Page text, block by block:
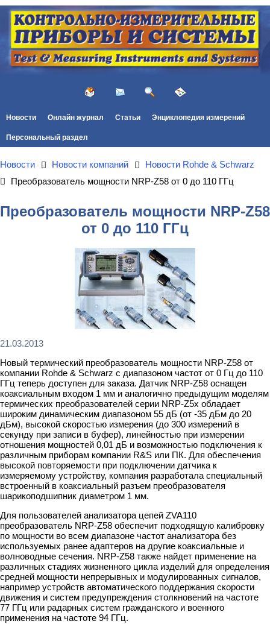
Новости Онлайн журнал Статьи Энциклопедия измерений
Персональный раздел
Новости Новости компаний
Новости Rohde & Schwarz
Преобразователь мощности NRP-Z58 от 0 до 110 ГГц
Преобразователь мощности NRP-Z58
от 0 до 110 ГГц
21.03.2013
Новый термический преобразователь мощности NRP-Z58 от
компании Rohde & Schwarz с диапазоном частот от 0 Гц до 110
ГГц теперь доступен для заказа. Датчик NRP-Z58 оснащен
коаксиальным входом 1 мм и аналогично предыдущим моделям
термических преобразователей серии NRP-Z5x обладает
широким динамическим диапазоном 55 дБ (от -35 дБм до 20
дБм), высокой скоростью измерения (до 300 измерений в
секунду при записи в буфер), линейностью при измерении
отношения мощностей 0,01 дБ и возможностью подключения к
различным приборам компании R&S или ПК. Для обеспечения
высокой повторяемости при подключении датчика к
измеряемому устройству, компания разработала специальный
встроенный в коаксиальный разъем преобразователя
шарикоподшипник диаметром 1 мм.
Для пользователей анализатора цепей ZVA110
преобразователь NRP-Z58 обеспечит подходящую калибровку
по мощности во всем диапазоне частот анализатора без
используемых ранее адаптеров на другие коаксиальные и
волноводные сечения. NRP-Z58 также найдет применение на
различных стадиях жизненного цикла изделий для определения
средней мощности непрерывных и модулированных сигналов,
например устройств автоматического поддержания скорости
движения и систем предупреждения столкновений на частоте
77 ГГц или радарных систем гражданского и военного
применения на частоте 94 ГГц.